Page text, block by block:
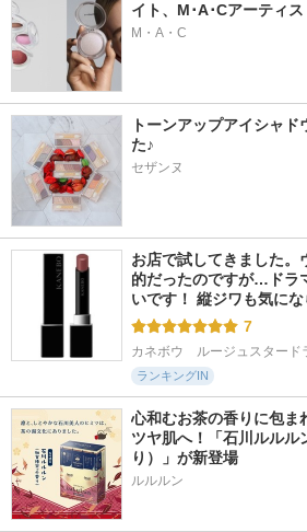
イト、M･A･Cアーティス
M・A・C
トーンアップアイシャ
た♪
セザンヌ
お店で試してきました。
的だったのですが…ドラ
いです！ 縦ジワも気に
7
カネボウ　ルージュスタード
ランキングIN
心和むお茶の香りに包ま
ツヤ肌へ！「石川ルルル
り）」が新登場